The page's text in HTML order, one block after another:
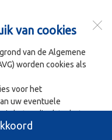
van cookies
van de Algemene
worden cookies als
voor het
uw eventuele
is het nodig dat u het
doet dit door op 'Ja ik